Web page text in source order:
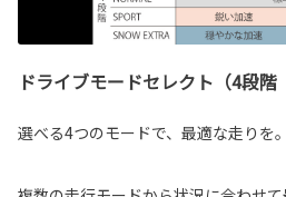
ドライブモードセレクト（4段階
選べる4つのモードで、最適な走りを。